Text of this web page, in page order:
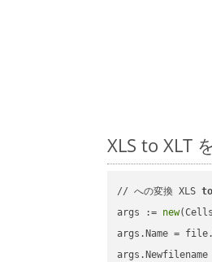
XLS to XLT
// への変換 XLS to
args := new
args.Name =
args.Newfilename